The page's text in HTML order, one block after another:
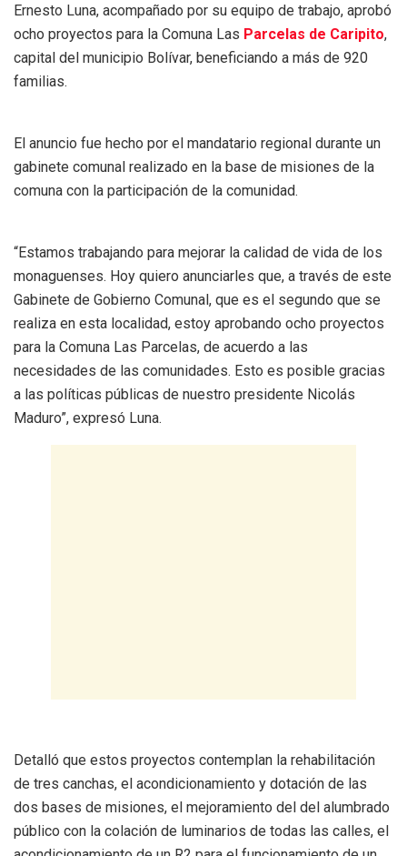
Ernesto Luna, acompañado por su equipo de trabajo, aprobó
ocho proyectos para la Comuna Las Parcelas de Caripito,
capital del municipio Bolívar, beneficiando a más de 920
familias.
El anuncio fue hecho por el mandatario regional durante un
gabinete comunal realizado en la base de misiones de la
comuna con la participación de la comunidad.
“Estamos trabajando para mejorar la calidad de vida de los
monaguenses. Hoy quiero anunciarles que, a través de este
Gabinete de Gobierno Comunal, que es el segundo que se
realiza en esta localidad, estoy aprobando ocho proyectos
para la Comuna Las Parcelas, de acuerdo a las
necesidades de las comunidades. Esto es posible gracias
a las políticas públicas de nuestro presidente Nicolás
Maduro”, expresó Luna.
Detalló que estos proyectos contemplan la rehabilitación
de tres canchas, el acondicionamiento y dotación de las
dos bases de misiones, el mejoramiento del del alumbrado
público con la colación de luminarios de todas las calles, el